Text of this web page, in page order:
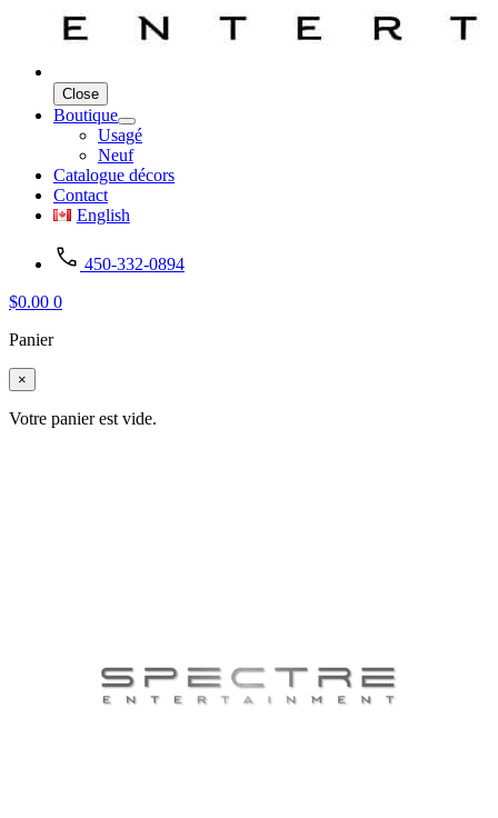
Close
Boutique
Usagé
Neuf
Catalogue décors
Contact
English
450-332-0894
$0.00 0
Panier
×
Votre panier est vide.